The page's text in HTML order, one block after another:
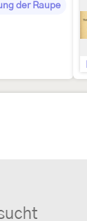
der Raupe